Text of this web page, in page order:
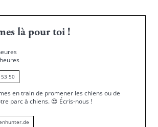
là pour toi !
50
en train de promener les chiens ou de
parc à chiens. 😍 Écris-nous !